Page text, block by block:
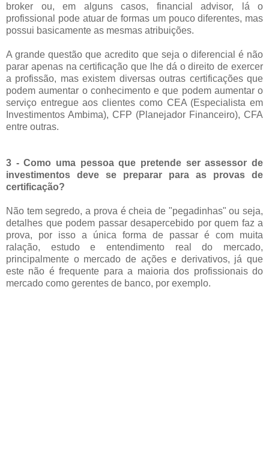
broker ou, em alguns casos, financial advisor, lá o
profissional pode atuar de formas um pouco diferentes, mas
possui basicamente as mesmas atribuições.
A grande questão que acredito que seja o diferencial é não
parar apenas na certificação que lhe dá o direito de exercer
a profissão, mas existem diversas outras certificações que
podem aumentar o conhecimento e que podem aumentar o
serviço entregue aos clientes como CEA (Especialista em
Investimentos Ambima), CFP (Planejador Financeiro), CFA
entre outras.
3 - Como uma pessoa que pretende ser assessor de
investimentos deve se preparar para as provas de
certificação?
Não tem segredo, a prova é cheia de "pegadinhas" ou seja,
detalhes que podem passar desapercebido por quem faz a
prova, por isso a única forma de passar é com muita
ralação, estudo e entendimento real do mercado,
principalmente o mercado de ações e derivativos, já que
este não é frequente para a maioria dos profissionais do
mercado como gerentes de banco, por exemplo.